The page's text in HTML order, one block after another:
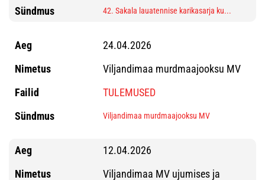
42. Sakala lauatennise karikasarja ku...
24.04.2026
Viljandimaa murdmaajooksu MV
TULEMUSED
Viljandimaa murdmaajooksu MV
12.04.2026
Viljandimaa MV ujumises ja